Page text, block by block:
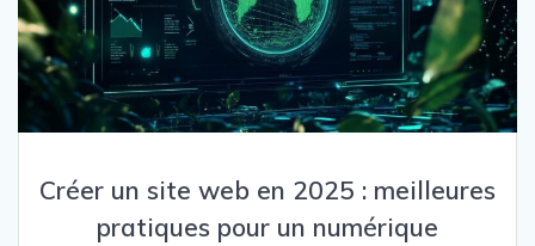
Créer un site web en 2025 : meilleures
pratiques pour un numérique